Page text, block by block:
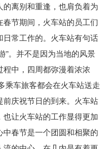
离别和重逢，也肩负着为
节期间，火车站的员工们
常工作的。火车站有句话
”。并不是因为当地的风景
中，四周都弥漫着浓浓
乘车旅客都会在火车站送走
庆祝节日的到来。火车站
让火车站的工作显得更加
春节是一个团圆和相聚的